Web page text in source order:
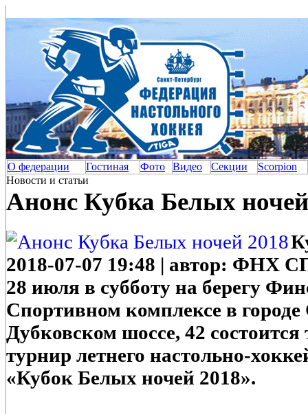
О федерации Гостиная Фото Видео Секции
Scorpion
Новости и статьи
Анонс Кубка Белых
2018-07-07 19:48 | автор: ФНХ
28 июля в субботу на берегу
Спортивном комплексе в городе
Дубковском шоссе, 42
турнир летнего настольно-
«Кубок Белых ночей 2018».